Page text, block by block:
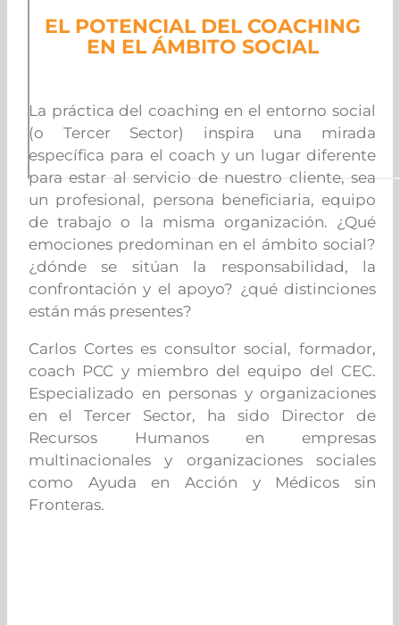
EL POTENCIAL DEL COACHING
EN EL ÁMBITO SOCIAL
La práctica del coaching en el entorno social
(o Tercer Sector) inspira una mirada
específica para el coach y un lugar diferente
para estar al servicio de nuestro cliente, sea
un profesional, persona beneficiaria, equipo
de trabajo o la misma organización. ¿Qué
emociones predominan en el ámbito social?
¿dónde se sitúan la responsabilidad, la
confrontación y el apoyo? ¿qué distinciones
están más presentes?
Carlos Cortes es consultor social, formador,
coach PCC y miembro del equipo del CEC.
Especializado en personas y organizaciones
en el Tercer Sector, ha sido Director de
Recursos Humanos en empresas
multinacionales y organizaciones sociales
como Ayuda en Acción y Médicos sin
Fronteras.